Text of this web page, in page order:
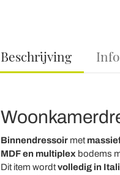
Beschrijving
Binnendressoirmet
MDF en multiplex bodems
Dit item wordtvolledig in